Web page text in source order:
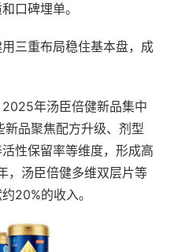
口碑埋单。
三重布局稳住基本盘，成
年汤臣倍健新品集中
品聚焦配方升级、剂型
性保留率等维度，形成高
，汤臣倍健多维双层片等
20%的收入。